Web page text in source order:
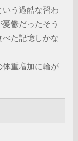
う過酷な習わ
鬱だったそう
た記憶しかな
体重増加に輪が